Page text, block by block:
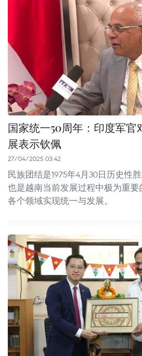
国家统一50周年：印度军官
展表示钦佩
27/04/2025 03:42
民族团结是1975年4月30日历史性
也是越南当前发展过程中极为重
各个领域实现统一与发展。